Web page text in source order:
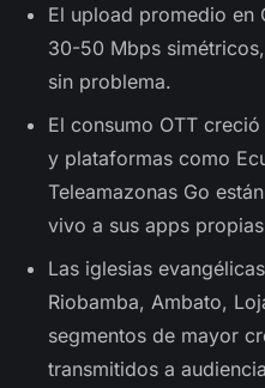
El upload promedio en
30-50 Mbps
sin problema.
El consumo OTT
y plataformas como
Teleamazonas Go
vivo a sus apps
Las iglesias
Riobamba, Ambato,
segmentos de mayor
transmitidos a